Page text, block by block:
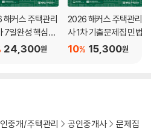
422
446
471
··········· 614
커스 주택관리
7일완성 핵심요
법
24,300원
2026 해커스 주택관리
사 1차 기출문제집 민법
15,300원
10%
중개/주택관리 공인중개사
문제집